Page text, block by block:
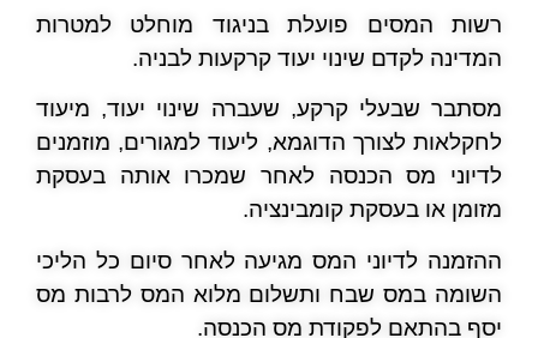
רשות המסים פועלת בניגוד מוחלט למטרות
המדינה לקדם שינוי יעוד קרקעות לבניה.
מסתבר שבעלי קרקע, שעברה שינוי יעוד, מיעוד
לחקלאות לצורך הדוגמא, ליעוד למגורים, מוזמנים
לדיוני מס הכנסה לאחר שמכרו אותה בעסקת
מזומן או בעסקת קומבינציה.
ההזמנה לדיוני המס מגיעה לאחר סיום כל הליכי
השומה במס שבח ותשלום מלוא המס לרבות מס
יסף בהתאם לפקודת מס הכנסה.